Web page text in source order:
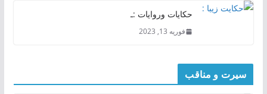
حکایات وروایات :ـ
فوریه 13, 2023
سیرت و مناقب